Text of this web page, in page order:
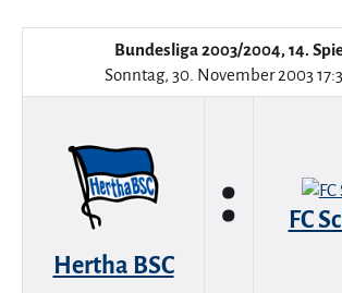
Bundesliga 2003/2004, 14.
Sonntag, 30. November 2003
Hertha BSC
: FC